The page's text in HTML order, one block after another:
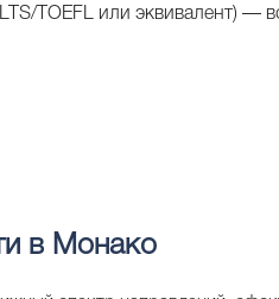
TOEFL или эквивалент) —
в Монако